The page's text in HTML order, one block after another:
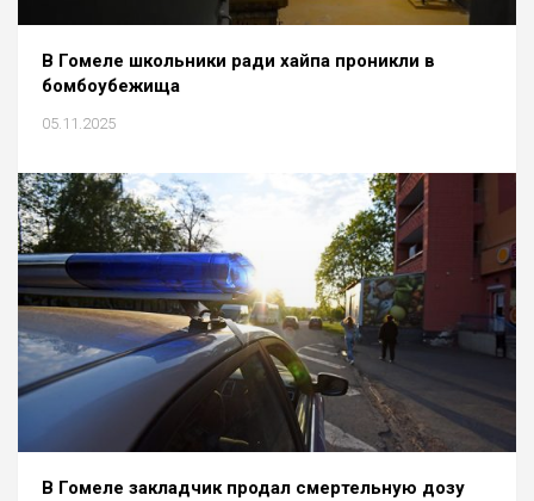
В Гомеле школьники ради хайпа проникли в
бомбоубежища
05.11.2025
В Гомеле закладчик продал смертельную дозу